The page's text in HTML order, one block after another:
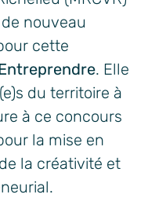
nouveau
cette
. Elle
du territoire à
à ce concours
la mise en
la créativité et